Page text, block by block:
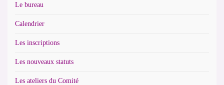
Le bureau
Calendrier
Les inscriptions
Les nouveaux statuts
Les ateliers du Comité